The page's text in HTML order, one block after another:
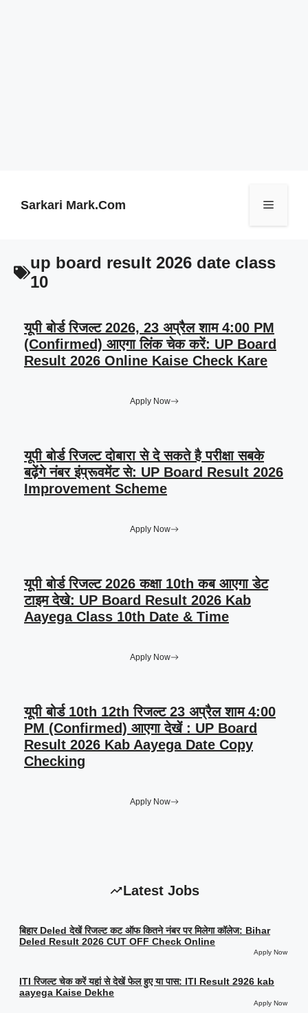
Sarkari Mark.Com Menu
up board result 2026 date class
10
यूपी बोर्ड रिजल्ट 2026, 23 अप्रैल शाम 4:00 PM
(Confirmed) आएगा लिंक चेक करें: UP Board
Result 2026 Online Kaise Check Kare
Apply Now
यूपी बोर्ड रिजल्ट दोबारा से दे सकते है परीक्षा सबके
बढ़ेंगे नंबर इंप्रूवमेंट से: UP Board Result 2026
Improvement Scheme
Apply Now
यूपी बोर्ड रिजल्ट 2026 कक्षा 10th कब आएगा डेट
टाइम देखे: UP Board Result 2026 Kab
Aayega Class 10th Date & Time
Apply Now
यूपी बोर्ड 10th 12th रिजल्ट 23 अप्रैल शाम 4:00
PM (Confirmed) आएगा देखें : UP Board
Result 2026 Kab Aayega Date Copy
Checking
Apply Now
Latest Jobs
बिहार Deled देखें रिजल्ट कट ऑफ कितने नंबर पर मिलेगा कॉलेज: Bihar
Deled Result 2026 CUT OFF Check Online
Apply Now
ITI रिजल्ट चेक करें यहां से देखें फेल हुए या पास: ITI Result 2926 kab
aayega Kaise Dekhe
Apply Now